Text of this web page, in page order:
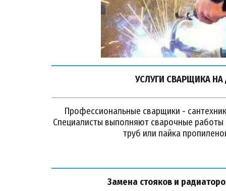
УСЛУГИ СВАРЩИКА
Профессиональные сварщики -
Специалисты выполняют сварочные работы
труб или пайка
Замена стояков и